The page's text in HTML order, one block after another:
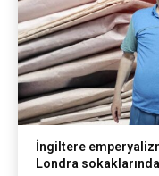
İngiltere
Londra sokaklarında